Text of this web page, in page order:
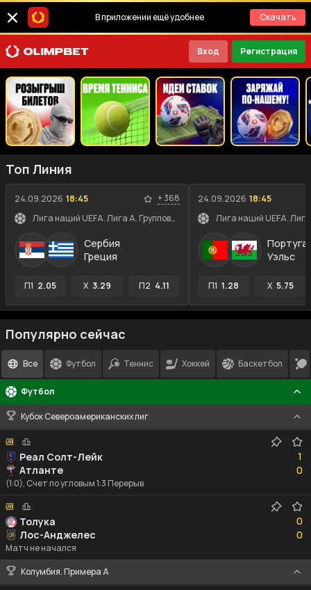
В приложении ещё удобнее Скачать
Вход Регистрация
Топ Линия
24.09.2026 18:45 +368
Лига наций UEFA. Лига A. Групповой этап
Сербия
Греция
П1 2.05 X 3.29 П2 4.11
24.09.2026 18:45
Уэльс
П1 1.28 X 5.75
Популярно сейчас
Все Футбол Теннис Хоккей Баскетбол
Футбол
Кубок Североамериканских лиг
Реал Солт-Лейк
Атланте
1
10
0
(1:0), Счет по угловым 1:3 Перерыв
Толука
Лос-Анджелес
0
0
0
0
Матч не начался
Колумбия. Примера A